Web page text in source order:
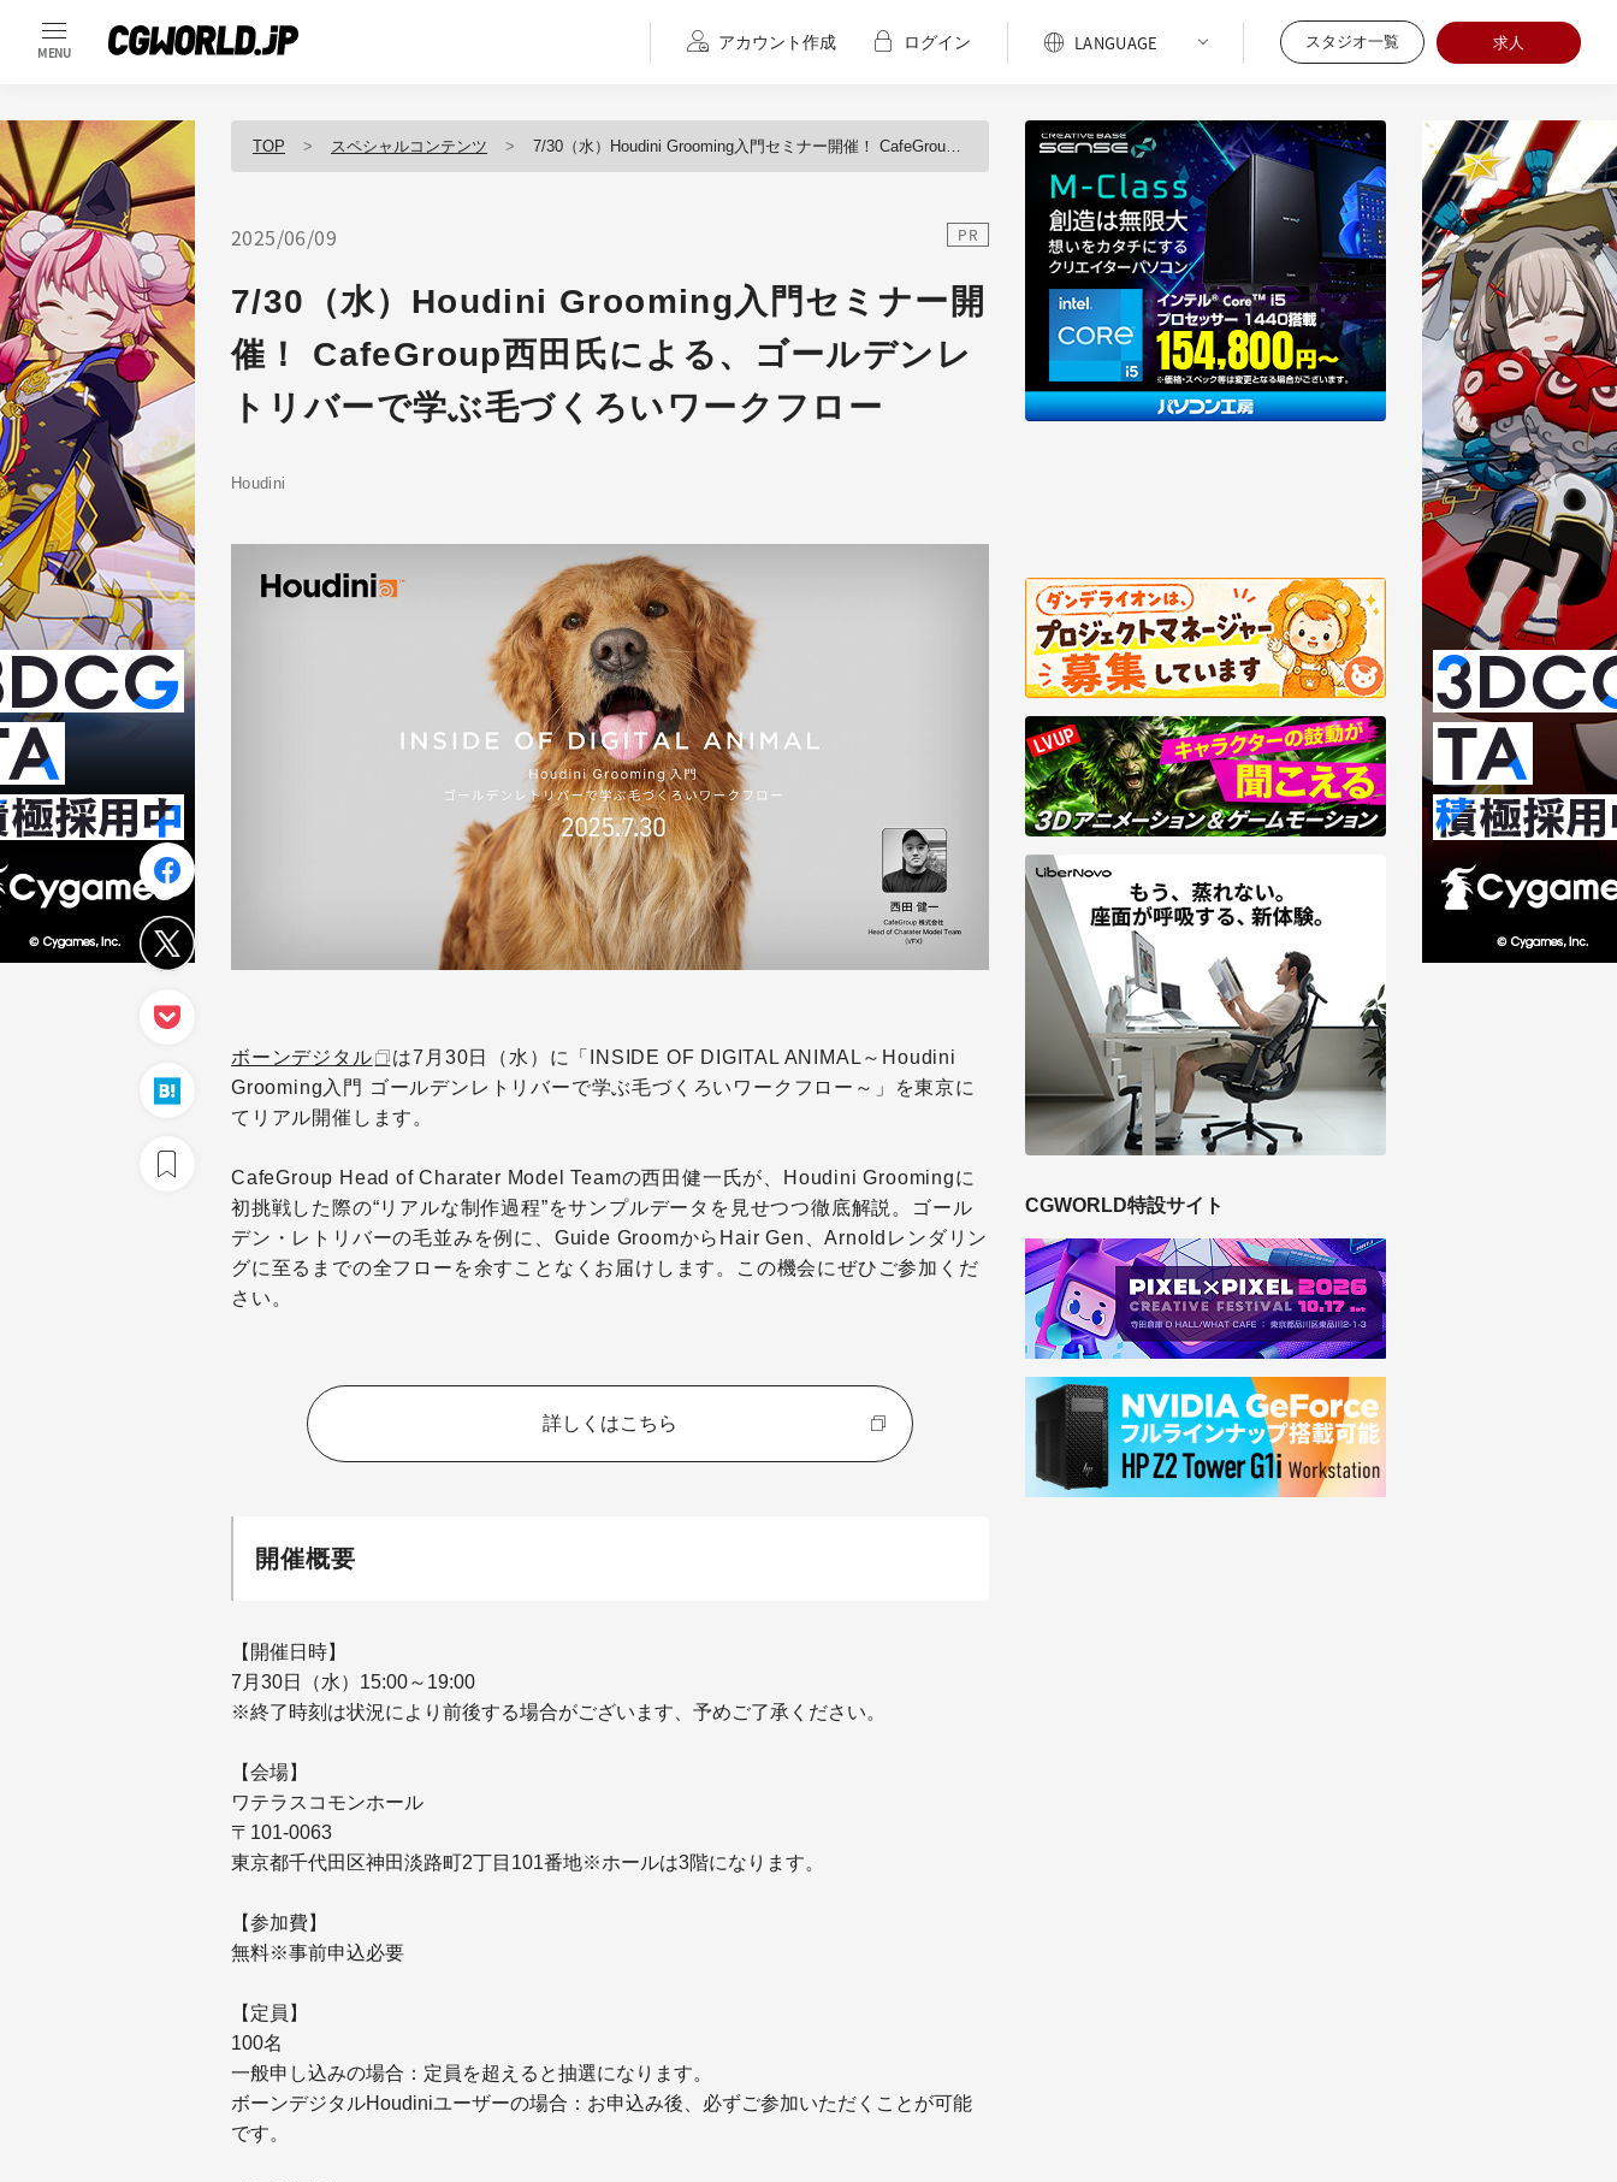
MENU
アカウント作成 ログイン スタジオ一覧 求人
TOP スペシャルコンテンツ 7/30（水）Houdini Grooming入門セミナー開催！ CafeGroup西田氏による、ゴールデンレトリバーで学ぶ毛づくろいワークフロー
2025/06/09 PR
7/30（水）Houdini Grooming入門セミナー開
催！ CafeGroup西田氏による、ゴールデンレ
トリバーで学ぶ毛づくろいワークフロー
Houdini
ボーンデジタル は7月30日（水）に「INSIDE OF DIGITAL ANIMAL～ Houdini
Grooming入門 ゴールデンレトリバーで学ぶ毛づくろいワークフロー～」を東京に
てリアル開催します。
CafeGroup Head of Charater Model Teamの西田健一氏が、Houdini Groomingに
初挑戦した際の“リアルな制作過程”をサンプルデータを見せつつ徹底解説。ゴール
デン・レトリバーの毛並みを例に、Guide GroomからHair Gen、Arnoldレンダリン
グに至るまでの全フローを余すことなくお届けします。この機会にぜひご参加くだ
さい。
詳しくはこちら
開催概要
【開催日時】
7月30日（水）15:00～19:00
※終了時刻は状況により前後する場合がございます、予めご了承ください。
【会場】
ワテラスコモンホール
〒101-0063
東京都千代田区神田淡路町2丁目101番地※ホールは3階になります。
【参加費】
無料※事前申込必要
【定員】
100名
一般申し込みの場合：定員を超えると抽選になります。
ボーンデジタルHoudiniユーザーの場合：お申込み後、必ずご参加いただくことが可能
です。
CGWORLD特設サイト